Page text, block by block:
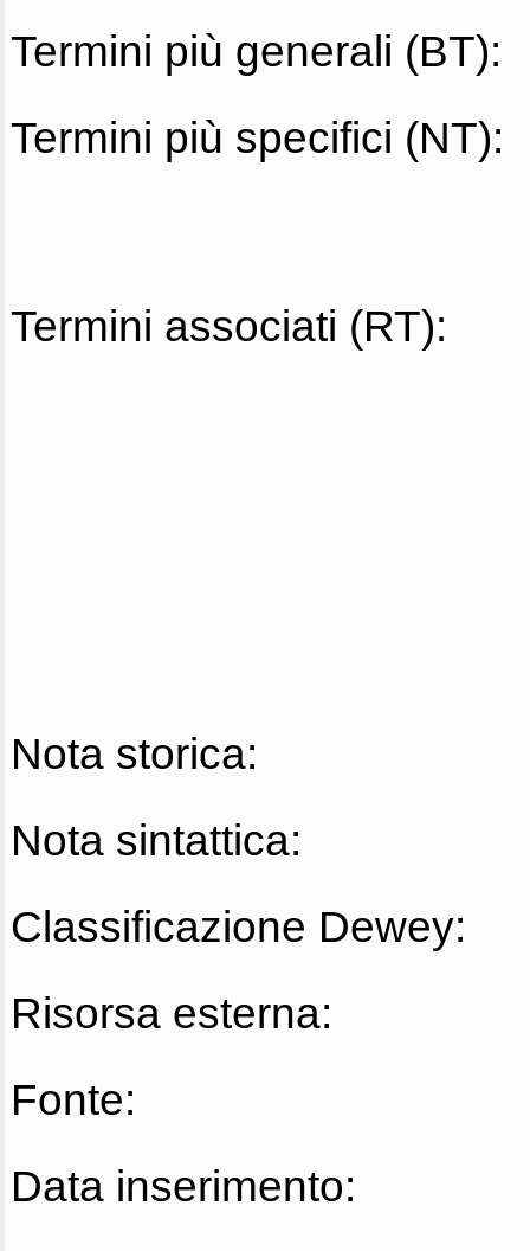
Termini più generali (BT):
Termini più specifici (NT):
Termini associati (RT):
Nota storica:
Nota sintattica:
Classificazione Dewey:
Risorsa esterna:
Fonte:
Data inserimento: